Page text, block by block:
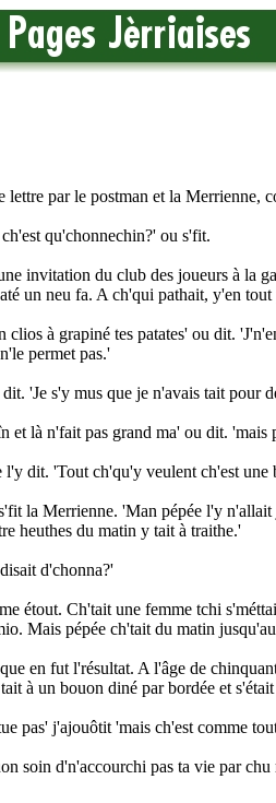
par le postman et la Merrienne,
qu'chonnechin?' ou s'fit.
invitation du club des joueurs à la
un neu fa. A ch'qui pathait, y'en
clios à grapiné tes patates' ou dit.
permet pas.'
'Je s'y mus que je n'avais tait pour
et là n'fait pas grand ma' ou dit.
l'y dit. 'Tout ch'qu'y veulent ch'est une
la Merrienne. 'Man pépée l'y
heuthes du matin y tait à traithe.'
d'chonna?'
étout. Ch'tait une femme tchi
Mais pépée ch'tait du matin
en fut l'résultat. A l'âge de
à un bouon diné par bordée et
pas' j'ajouôtit 'mais ch'est comme
soin d'n'accourchi pas ta vie par